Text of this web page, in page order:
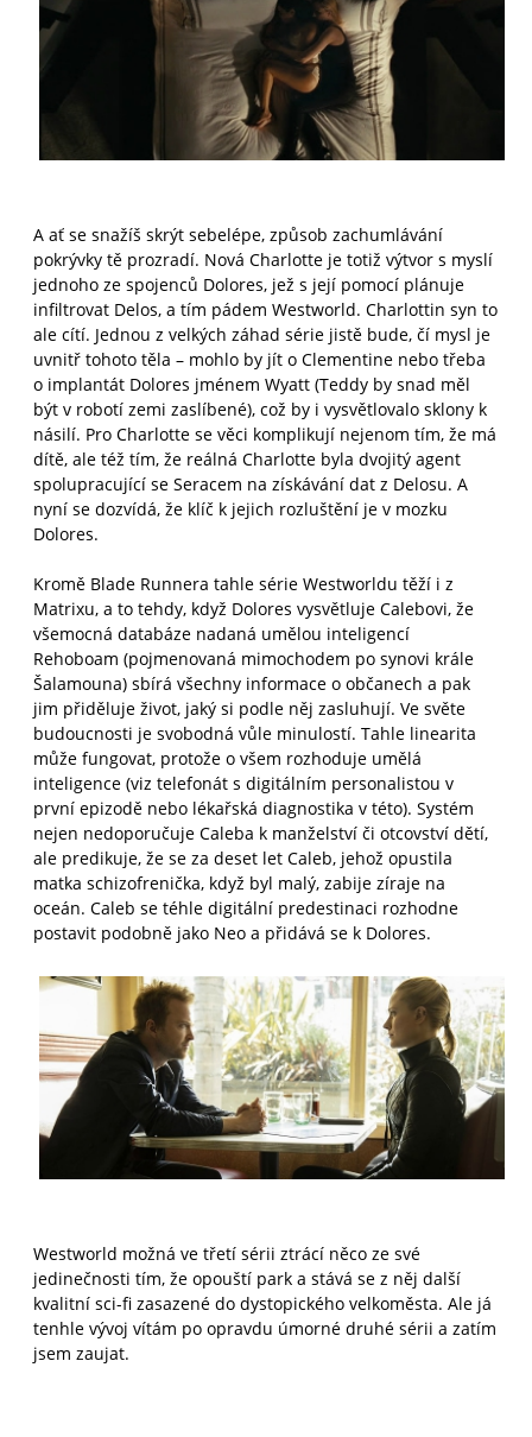
A ať se snažíš skrýt sebelépe, způsob zachumlávání
pokrývky tě prozradí. Nová Charlotte je totiž výtvor s myslí
jednoho ze spojenců Dolores, jež s její pomocí plánuje
infiltrovat Delos, a tím pádem Westworld. Charlottin syn to
ale cítí. Jednou z velkých záhad série jistě bude, čí mysl je
uvnitř tohoto těla – mohlo by jít o Clementine nebo třeba
o implantát Dolores jménem Wyatt (Teddy by snad měl
být v robotí zemi zaslíbené), což by i vysvětlovalo sklony k
násilí. Pro Charlotte se věci komplikují nejenom tím, že má
dítě, ale též tím, že reálná Charlotte byla dvojitý agent
spolupracující se Seracem na získávání dat z Delosu. A
nyní se dozvídá, že klíč k jejich rozluštění je v mozku
Dolores.
Kromě Blade Runnera tahle série Westworldu těží i z
Matrixu, a to tehdy, když Dolores vysvětluje Calebovi, že
všemocná databáze nadaná umělou inteligencí
Rehoboam (pojmenovaná mimochodem po synovi krále
Šalamouna) sbírá všechny informace o občanech a pak
jim přiděluje život, jaký si podle něj zasluhují. Ve světe
budoucnosti je svobodná vůle minulostí. Tahle linearita
může fungovat, protože o všem rozhoduje umělá
inteligence (viz telefonát s digitálním personalistou v
první epizodě nebo lékařská diagnostika v této). Systém
nejen nedoporučuje Caleba k manželství či otcovství dětí,
ale predikuje, že se za deset let Caleb, jehož opustila
matka schizofrenička, když byl malý, zabije zíraje na
oceán. Caleb se téhle digitální predestinaci rozhodne
postavit podobně jako Neo a přidává se k Dolores.
Westworld možná ve třetí sérii ztrácí něco ze své
jedinečnosti tím, že opouští park a stává se z něj další
kvalitní sci-fi zasazené do dystopického velkoměsta. Ale já
tenhle vývoj vítám po opravdu úmorné druhé sérii a zatím
jsem zaujat.